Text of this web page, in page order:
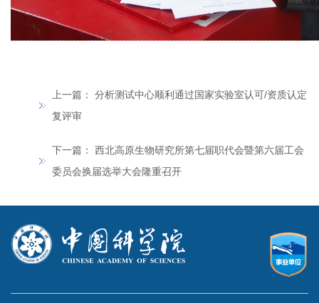
上一篇： 分析测试中心顺利通过国家实验室认可/资质认定
复评审
下一篇： 西北高原生物研究所第七届职代会暨第六届工会
委员会换届选举大会隆重召开